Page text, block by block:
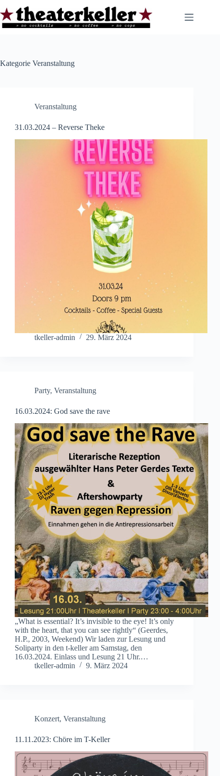
Inhalt
springen
Kategorie Veranstaltung
Veranstaltung
31.03.2024 – Reverse Theke
tkeller-admin 29. März 2024
Party, Veranstaltung
16.03.2024: God save the rave
„What is essential? It’s invisible to the eye! It’s only
with the heart, that you can see rightly“ (Geerdes,
H.P., 2003, Weekend) Wir laden zur Lesung und
Soliparty in den t-keller am Samstag, den
16.03.2024. Einlass und Lesung 21 Uhr.…
tkeller-admin
9. März 2024
Konzert, Veranstaltung
11.11.2023: Chöre im T-Keller